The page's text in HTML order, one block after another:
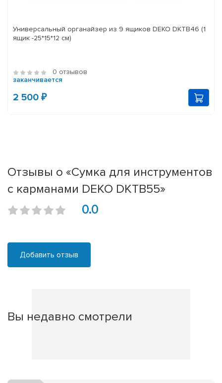
Универсальный органайзер из 9 ящиков DEKO DKTB46 (1
ящик -25*15*12 см)
0 отзывов
заканчивается
2 500 ₽
Отзывы о «Сумка для инструментов
с карманами DEKO DKTB55»
0.0
Добавить отзыв
Вы недавно смотрели